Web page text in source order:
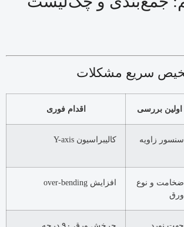
سریع مشکلات
اولین بررسی اقدام فوری
سنسور زاویه کالیبراسیون Y-axis
ضخامت و نوع
ورق
افزایش over-bending
جهت نورد چرخش ورق ۹۰ درجه